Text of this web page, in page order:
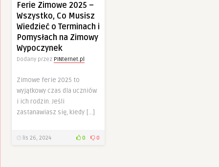
Ferie Zimowe 2025 –
Wszystko, Co Musisz
Wiedzieć o Terminach i
Pomysłach na Zimowy
Wypoczynek
Dodany przez PINternet.pl
Zimowe ferie 2025 to
wyjątkowy czas dla uczniów
i ich rodzin. Jeśli
zastanawiasz się, kiedy […]
lis 26, 2024 0 0